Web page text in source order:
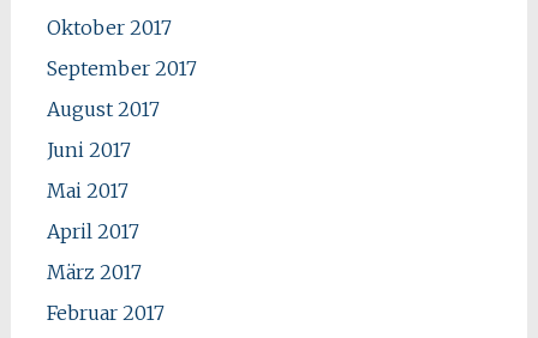
Oktober 2017
September 2017
August 2017
Juni 2017
Mai 2017
April 2017
März 2017
Februar 2017